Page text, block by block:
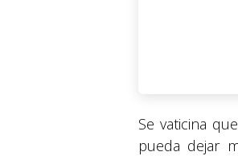
Se vaticina
pueda dejar